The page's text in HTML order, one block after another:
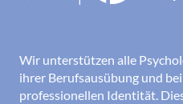
Wir unterstützen alle
ihrer Berufsausübung und
professionellen Identität.